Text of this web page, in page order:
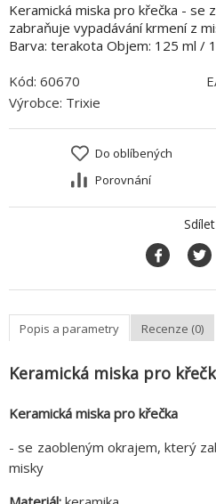
Keramická miska pro křečka - se
zabraňuje vypadávání krmení z
Barva: terakota Objem: 125 ml /
Kód: 60670
Výrobce: Trixie
Do oblíbených
Porovnání
Sdílet
Popis a parametry Recenze (0)
Keramická miska pro
Keramická miska pro křečka
- se zaobleným okrajem, který
misky